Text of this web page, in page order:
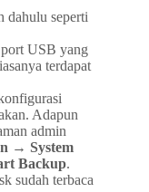
dahulu seperti
USB yang
terdapat
Adapun
admin
→ System
Backup.
sudah terbaca